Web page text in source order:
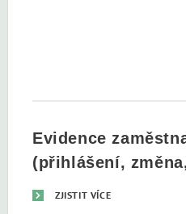
Evidence
(přihlášení,
ZJISTIT VÍCE